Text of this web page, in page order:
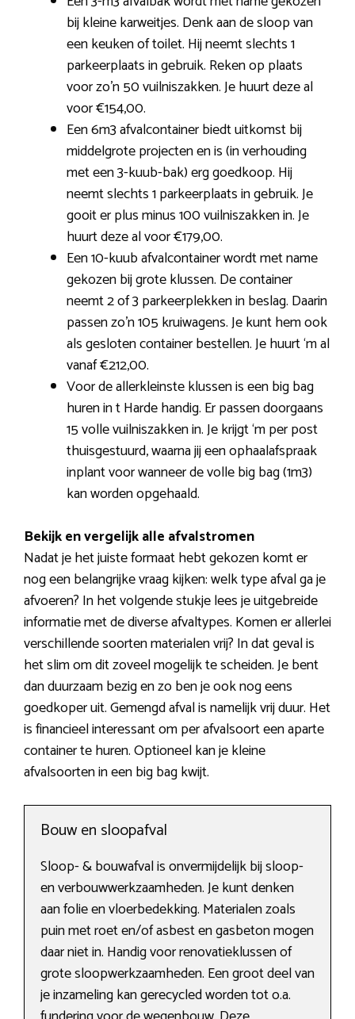
bij kleine karweitjes. Denk aan de sloop van
een keuken of toilet. Hij neemt slechts 1
parkeerplaats in gebruik. Reken op plaats
voor zo’n 50 vuilniszakken. Je huurt deze al
voor €154,00.
Een 6m3 afvalcontainer biedt uitkomst bij
middelgrote projecten en is (in verhouding
met een 3-kuub-bak) erg goedkoop. Hij
neemt slechts 1 parkeerplaats in gebruik. Je
gooit er plus minus 100 vuilniszakken in. Je
huurt deze al voor €179,00.
Een 10-kuub afvalcontainer wordt met name
gekozen bij grote klussen. De container
neemt 2 of 3 parkeerplekken in beslag. Daarin
passen zo’n 105 kruiwagens. Je kunt hem ook
als gesloten container bestellen. Je huurt ‘m al
vanaf €212,00.
Voor de allerkleinste klussen is een big bag
huren in t Harde handig. Er passen doorgaans
15 volle vuilniszakken in. Je krijgt ‘m per post
thuisgestuurd, waarna jij een ophaalafspraak
inplant voor wanneer de volle big bag (1m3)
kan worden opgehaald.
Bekijk en vergelijk alle afvalstromen
Nadat je het juiste formaat hebt gekozen komt er
nog een belangrijke vraag kijken: welk type afval ga je
afvoeren? In het volgende stukje lees je uitgebreide
informatie met de diverse afvaltypes. Komen er allerlei
verschillende soorten materialen vrij? In dat geval is
het slim om dit zoveel mogelijk te scheiden. Je bent
dan duurzaam bezig en zo ben je ook nog eens
goedkoper uit. Gemengd afval is namelijk vrij duur. Het
is financieel interessant om per afvalsoort een aparte
container te huren. Optioneel kan je kleine
afvalsoorten in een big bag kwijt.
Bouw en sloopafval
Sloop- & bouwafval is onvermijdelijk bij sloop-
en verbouwwerkzaamheden. Je kunt denken
aan folie en vloerbedekking. Materialen zoals
puin met roet en/of asbest en gasbeton mogen
daar niet in. Handig voor renovatieklussen of
grote sloopwerkzaamheden. Een groot deel van
je inzameling kan gerecycled worden tot o.a.